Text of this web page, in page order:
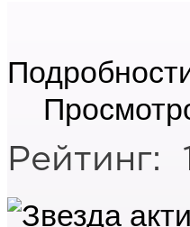
Рейтинг: 1